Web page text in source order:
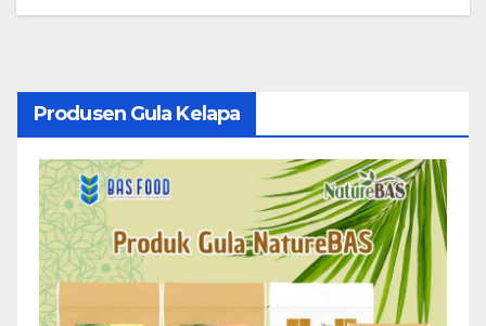
Produsen Gula Kelapa